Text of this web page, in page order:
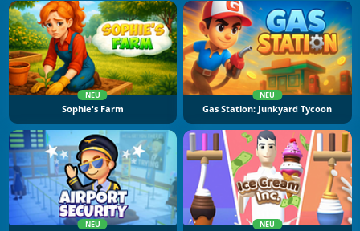
NEU
Sophie's Farm
NEU
Gas Station: Junkyard Tycoon
NEU NEU